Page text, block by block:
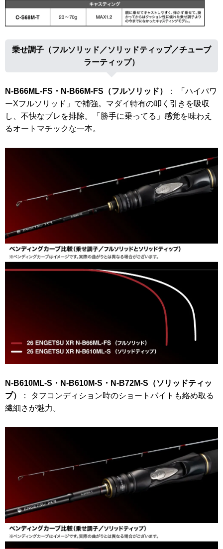
乗せ調子（フルソリッド／ソリッドティップ／チューブ
ラーティップ）
N-B66ML-FS・N-B66M-FS（フルソリッド）
： 「ハイパワ
ーXフルソリッド」で補強。マダイ特有の叩く引きを吸収
し、不快なブレを排除。「勝手に乗ってる」感覚を味わえ
るオートマチックな一本。
N-B610ML-S・N-B610M-S・N-B72M-S（ソリッドティッ
プ）
： タフコンディション時のショートバイトも絡め取る
繊細さが魅力。